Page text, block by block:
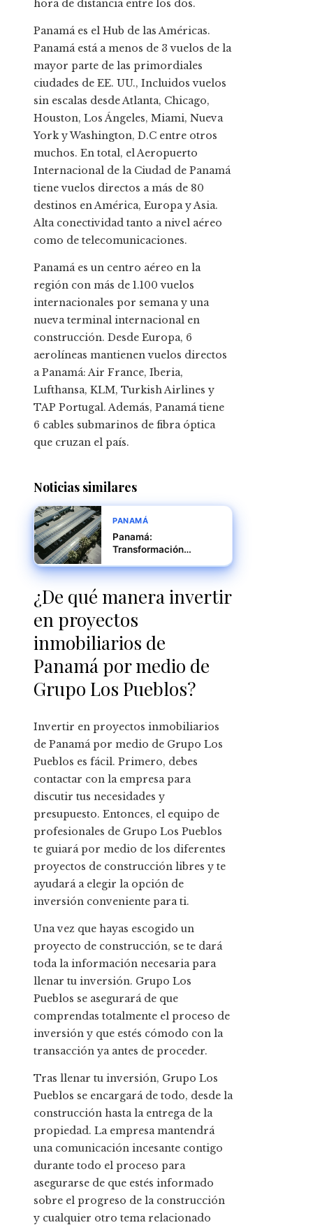
hora de distancia entre los dos.
Panamá es el Hub de las Américas.
Panamá está a menos de 3 vuelos de la
mayor parte de las primordiales
ciudades de EE. UU., Incluidos vuelos
sin escalas desde Atlanta, Chicago,
Houston, Los Ángeles, Miami, Nueva
York y Washington, D.C entre otros
muchos. En total, el Aeropuerto
Internacional de la Ciudad de Panamá
tiene vuelos directos a más de 80
destinos en América, Europa y Asia.
Alta conectividad tanto a nivel aéreo
como de telecomunicaciones.
Panamá es un centro aéreo en la
región con más de 1.100 vuelos
internacionales por semana y una
nueva terminal internacional en
construcción. Desde Europa, 6
aerolíneas mantienen vuelos directos
a Panamá: Air France, Iberia,
Lufthansa, KLM, Turkish Airlines y
TAP Portugal. Además, Panamá tiene
6 cables submarinos de fibra óptica
que cruzan el país.
Noticias similares
PANAMÁ
Panamá:
Transformación
Empleos Sostenibles
¿De qué manera invertir
en proyectos
inmobiliarios de
Panamá por medio de
Grupo Los Pueblos?
Invertir en proyectos inmobiliarios
de Panamá por medio de Grupo Los
Pueblos es fácil. Primero, debes
contactar con la empresa para
discutir tus necesidades y
presupuesto. Entonces, el equipo de
profesionales de Grupo Los Pueblos
te guiará por medio de los diferentes
proyectos de construcción libres y te
ayudará a elegir la opción de
inversión conveniente para ti.
Una vez que hayas escogido un
proyecto de construcción, se te dará
toda la información necesaria para
llenar tu inversión. Grupo Los
Pueblos se asegurará de que
comprendas totalmente el proceso de
inversión y que estés cómodo con la
transacción ya antes de proceder.
Tras llenar tu inversión, Grupo Los
Pueblos se encargará de todo, desde la
construcción hasta la entrega de la
propiedad. La empresa mantendrá
una comunicación incesante contigo
durante todo el proceso para
asegurarse de que estés informado
sobre el progreso de la construcción
y cualquier otro tema relacionado